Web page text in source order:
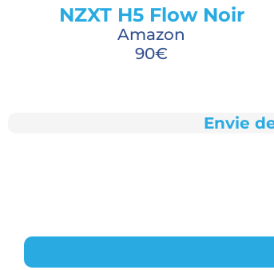
NZXT H5 Flow Noir
Amazon
90€
Envie